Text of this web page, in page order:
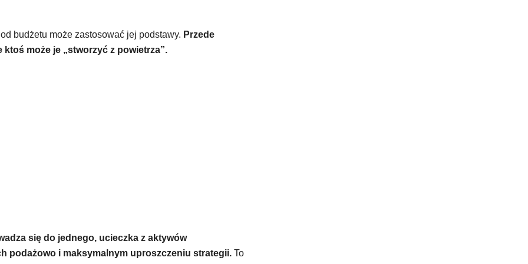
budżetu może zastosować jej podstawy. Przede
może je „stworzyć z powietrza”.
się do jednego, ucieczka z aktywów
podażowo i maksymalnym uproszczeniu strategii. To